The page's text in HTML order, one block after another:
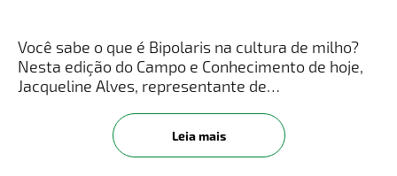
Você sabe o que é Bipolaris na cultura de milho?
Nesta edição do Campo e Conhecimento de hoje,
Jacqueline Alves, representante de
Tech, traz informações sobre o assunto.Veja o
vídeo completo no Instagram! Cliqu
Leia mais